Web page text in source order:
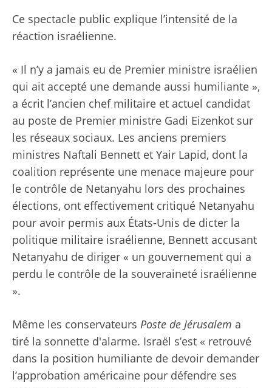
Ce spectacle public explique l’intensité de la
réaction israélienne.
« Il n’y a jamais eu de Premier ministre israélien
qui ait accepté une demande aussi humiliante »,
a écrit l’ancien chef militaire et actuel candidat
au poste de Premier ministre Gadi Eizenkot sur
les réseaux sociaux. Les anciens premiers
ministres Naftali Bennett et Yair Lapid, dont la
coalition représente une menace majeure pour
le contrôle de Netanyahu lors des prochaines
élections, ont effectivement critiqué Netanyahu
pour avoir permis aux États-Unis de dicter la
politique militaire israélienne, Bennett accusant
Netanyahu de diriger « un gouvernement qui a
perdu le contrôle de la souveraineté israélienne
».
Même les conservateurs Poste de Jérusalem a
tiré la sonnette d'alarme. Israël s’est « retrouvé
dans la position humiliante de devoir demander
l’approbation américaine pour défendre ses